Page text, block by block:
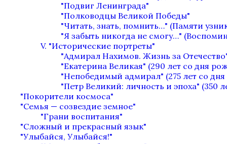
"Подвиг Ленинграда"
"Полководцы Великой Победы"
"Читать, знать, помнить…" (Памяти
"Я забыть никогда не смогу…"
V. "Исторические портреты"
"Адмирал Нахимов. Жизнь за
"Екатерина Великая" (290 лет со дня
"Непобедимый адмирал" (275 лет со
"Петр Великий: личность и эпоха" (350
"Покорители космоса"
"Семья — созвездие земное"
"Грани воспитания"
"Сложный и прекрасный язык"
"Улыбайся, Улыбайся!"